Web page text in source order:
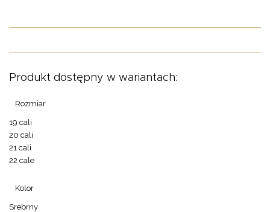
Produkt dostępny w wariantach:
Rozmiar
19 cali
20 cali
21 cali
22 cale
Kolor
Srebrny